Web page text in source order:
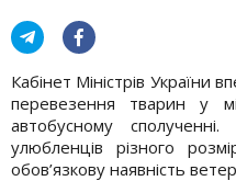
Кабінет Міністрів України
перевезення тварин у
автобусному
улюбленців різного
обов’язкову наявність